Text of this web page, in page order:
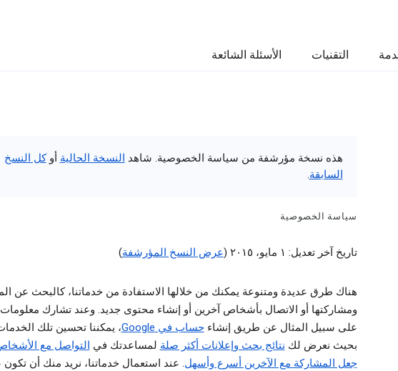
التقنيات الأسئلة الشائعة
هذه نسخة مؤرشفة من سياسة الخصوصية. شاهد النسخة الحالية أوكل النسخ
السابقة.
سياسة الخصوصية
تاريخ آخر تعديل: ١ مايو، ٢٠١٥ ( عرض النسخ المؤرشفة)
هناك طرق عديدة ومتنوعة يمكنك من خلالها الاستفادة من خدماتنا، كالبحث عن
ومشاركتها أو الاتصال بأشخاص آخرين أو إنشاء محتوى جديد. وعند تشارك معلومات
على سبيل المثال عن طريق إنشاءحساب في Google
، يمكننا تحسين تلك
بحيث نعرض لك نتائج بحث وإعلانات أكثر صلة لمساعدتك في التواصل مع
جعل المشاركة مع الآخرين أسرع وأسهل. عند استعمال خدماتنا، نريد منك أن تكون